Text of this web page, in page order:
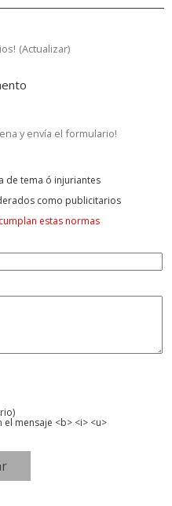
(Actualizar)
y envía el formulario!
de tema ó injuriantes
como publicitarios
estas normas
mensaje <b> <i> <u>